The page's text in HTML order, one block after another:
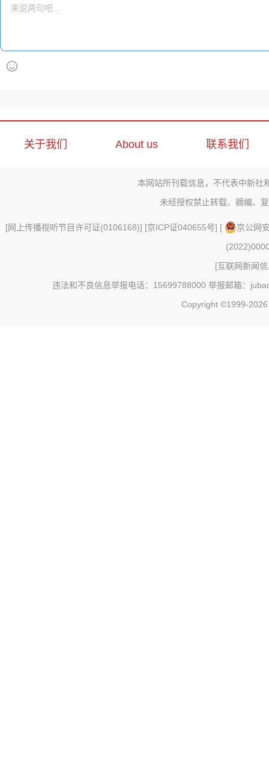
关于我们 About us 联系我们
本网站所刊载信息，不代表中新社
未经授权禁止转载、摘编、
[网上传播视听节目许可证(0106168)] [京ICP证040655号] [
京公网
[互联网新闻
违法和不良信息举报电话：15699788000 举报邮箱：
Copyright ©1999-